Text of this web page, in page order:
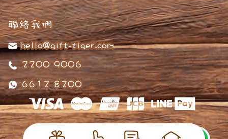
聯絡我們
hello@gift-tiger.com
2200 9006
6612 8200